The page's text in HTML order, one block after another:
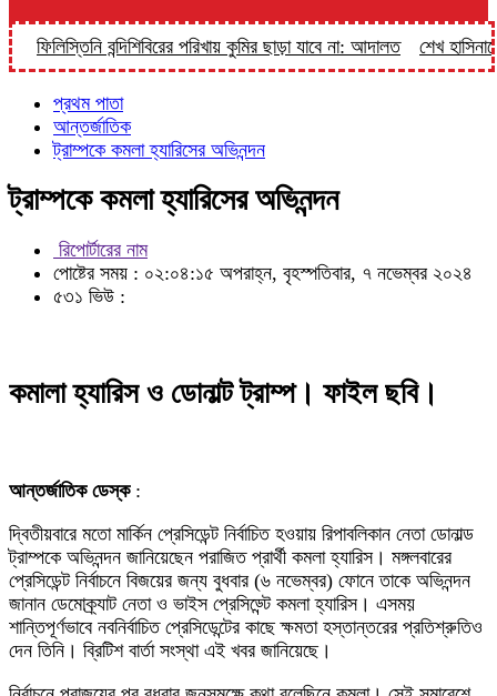
ফিলিস্তিনি বন্দিশিবিরের পরিখায় কুমির ছাড়া যাবে না: আদালত শেখ হাসিনাকে
প্রথম পাতা
আন্তর্জাতিক
ট্রাম্পকে কমলা হ্যারিসের অভিনন্দন
ট্রাম্পকে কমলা হ্যারিসের অভিনন্দন
রিপোর্টারের নাম
পোষ্টের সময় : ০২:০৪:১৫ অপরাহ্ন, বৃহস্পতিবার, ৭ নভেম্বর ২০২৪
৫৩১ ভিউ :
কমালা হ্যারিস ও ডোনাল্ট ট্রাম্প। ফাইল ছবি।
আন্তর্জাতিক ডেস্ক:
দ্বিতীয়বারে মতো মার্কিন প্রেসিডেন্ট নির্বাচিত হওয়ায় রিপাবলিকান নেতা ডোনাল্ড
ট্রাম্পকে অভিনন্দন জানিয়েছেন পরাজিত প্রার্থী কমলা হ্যারিস। মঙ্গলবারের
প্রেসিডেন্ট নির্বাচনে বিজয়ের জন্য বুধবার (৬ নভেম্বর) ফোনে তাকে অভিনন্দন
জানান ডেমোক্র্যাট নেতা ও ভাইস প্রেসিড্ন্টে কমলা হ্যারিস। এসময়
শান্তিপূর্ণভাবে নবনির্বাচিত প্রেসিডেন্টের কাছে ক্ষমতা হস্তান্তরের প্রতিশ্রুতিও
দেন তিনি। ব্রিটিশ বার্তা সংস্থা এই খবর জানিয়েছে।